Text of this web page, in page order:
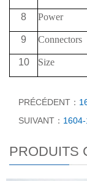
8 Power
9 Connectors
10 Size
PRÉCÉDENT：
SUIVANT：
PRODUITS